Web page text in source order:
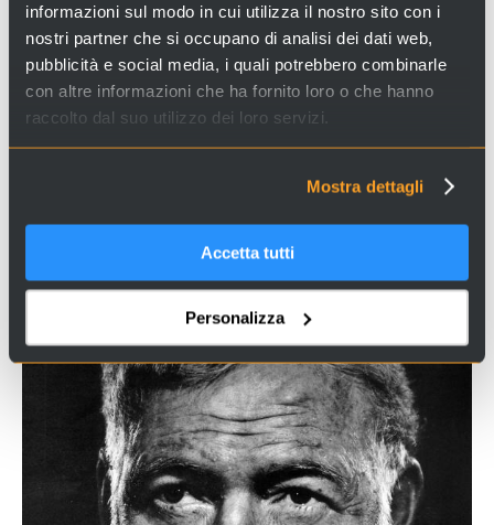
informazioni sul modo in cui utilizza il nostro sito con i
nostri partner che si occupano di analisi dei dati web,
pubblicità e social media, i quali potrebbero combinarle
con altre informazioni che ha fornito loro o che hanno
raccolto dal suo utilizzo dei loro servizi.
Mostra dettagli
Accetta tutti
Personalizza
si è arricchita di un nuovo spazio che unisce la
scienza alla storia, la fantasia alle suggestioni
scientifiche. L'apertura delnuovo Planetario civico
alLidoha colmato un vuoto che perdurava da
a fare le valigie senza avere un'alternativa.